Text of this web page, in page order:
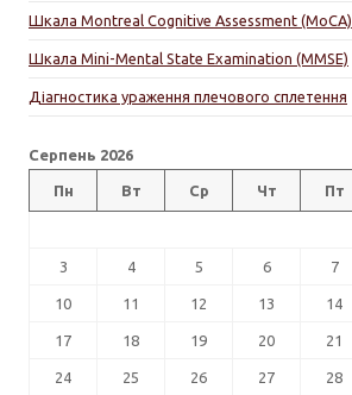
Шкала Montreal Cognitive Assessment (MoCA)
Шкала Mini-Mental State Examination (MMSE)
Діагностика ураження плечового сплетення
Серпень 2026
Пн Вт Ср Чт Пт
3 4 5 6 7
10 11 12 13 14
17 18 19 20 21
24 25 26 27 28